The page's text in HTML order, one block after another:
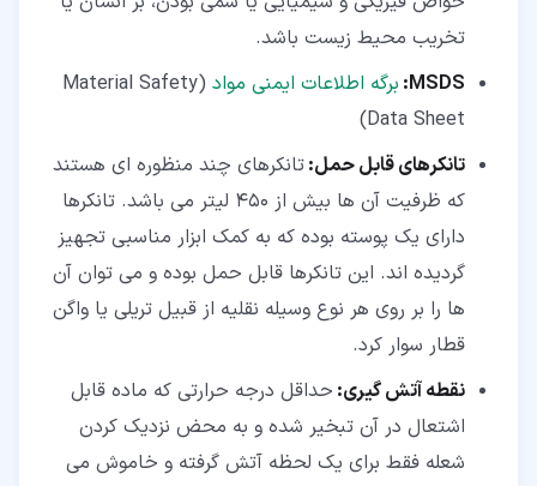
تخریب محیط زیست باشد.
MSDS
: برگه اطلاعات ایمنی مواد (Material Safety
Data Sheet)
تانکرهای قابل حمل:تانکرهای چند منظوره ‌ای هستند
که ظرفیت آن‌ ها بیش از 450 لیتر می ‌باشد. تانکرها
دارای یک پوسته بوده که به کمک ابزار مناسبی تجهیز
گردیده ‌اند. این تانکرها قابل حمل بوده و می ‌توان آن
‌ها را بر روی هر نوع وسیله نقلیه از قبیل تریلی یا واگن
قطار سوار کرد.
نقطه آتش‌ گیری: حداقل درجه حرارتی که ماده قابل
اشتعال در آن تبخیر شده و به ‌محض نزدیک کردن
شعله فقط برای یک لحظه آتش گرفته و خاموش می